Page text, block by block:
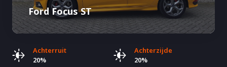
Ford Focus ST
Achterruit
20%
Achterzijde
20%